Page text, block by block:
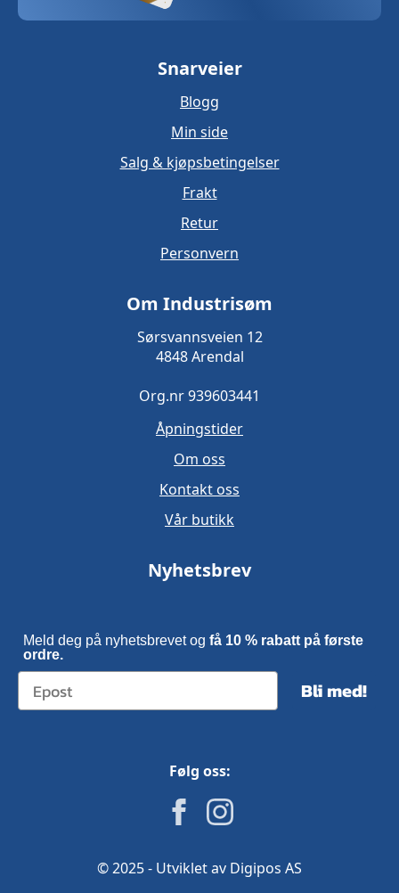
Snarveier
Blogg
Min side
Salg & kjøpsbetingelser
Frakt
Retur
Personvern
Om Industrisøm
Sørsvannsveien 12
4848 Arendal
Org.nr 939603441
Åpningstider
Om oss
Kontakt oss
Vår butikk
Nyhetsbrev
Meld deg på nyhetsbrevet og få 10 % rabatt på første
ordre.
Bli med!
Følg oss:
© 2025 - Utviklet av Digipos AS